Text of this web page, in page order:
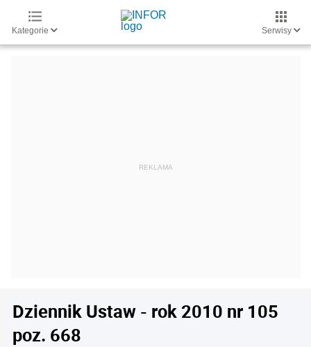
Kategorie Serwisy
Dziennik Ustaw - rok 2010 nr 105
poz. 668